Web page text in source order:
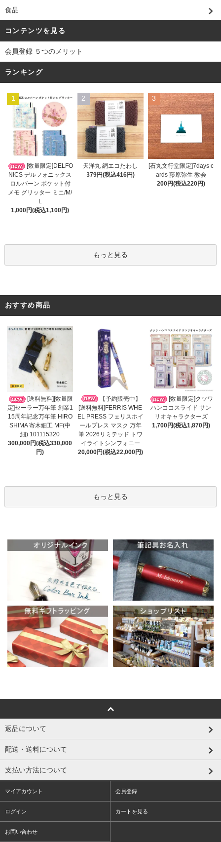
食品
コンテンツを見る
会員登録 ５つのメリット
ランキング
1
[数量限定]DELFO
NICS デルフォニックス
ロルバーン ポケット付
メモ グリッター ミニ/M/
L
1,000円(税込1,100円)
2
天洋丸 網エコたわし
379円(税込416円)
3
[石丸文行堂限定]7days c
ards 藤原弥生 教会
200円(税込220円)
もっと見る
おすすめ商品
[送料無料][数量限
定]セーラー万年筆 創業1
15周年記念万年筆 HIRO
SHIMA 寄木細工 MF(中
細) 101115320
300,000円(税込330,000
円)
【予約販売中】
[送料無料]FERRIS WHE
EL PRESS フェリスホイ
ールプレス マスク 万年
筆 2026リミテッド トワ
イライトシンフォニー
20,000円(税込22,000円)
[数量限定]クツワ
ハンココスライド サン
リオキャラクターズ
1,700円(税込1,870円)
もっと見る
返品について
配送・送料について
支払い方法について
マイアカウント 会員登録
ログイン カートを見る
お問い合わせ